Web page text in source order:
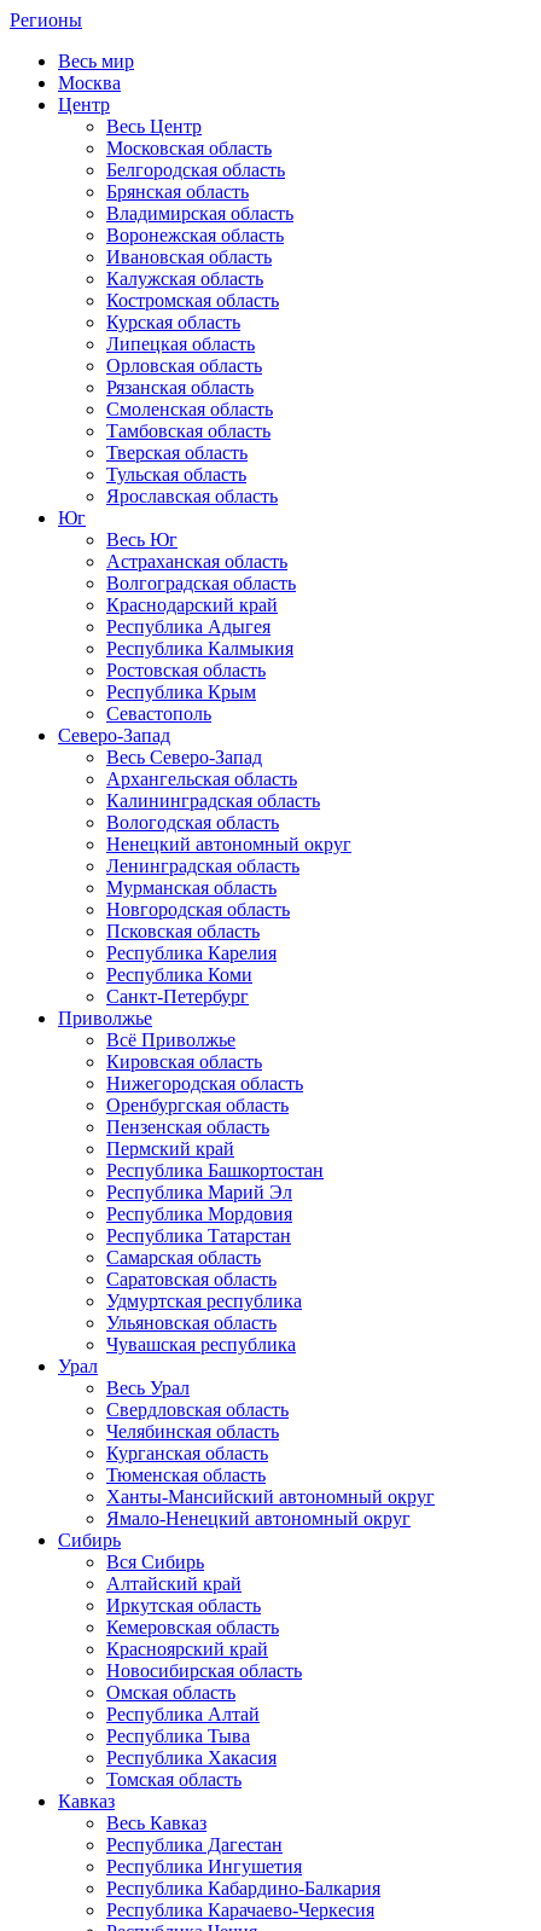
Регионы
Весь мир
Москва
Центр
Весь Центр
Московская область
Белгородская область
Брянская область
Владимирская область
Воронежская область
Ивановская область
Калужская область
Костромская область
Курская область
Липецкая область
Орловская область
Рязанская область
Смоленская область
Тамбовская область
Тверская область
Тульская область
Ярославская область
Юг
Весь Юг
Астраханская область
Волгоградская область
Краснодарский край
Республика Адыгея
Республика Калмыкия
Ростовская область
Республика Крым
Севастополь
Северо-Запад
Весь Северо-Запад
Архангельская область
Калининградская область
Вологодская область
Ненецкий автономный округ
Ленинградская область
Мурманская область
Новгородская область
Псковская область
Республика Карелия
Республика Коми
Санкт-Петербург
Приволжье
Всё Приволжье
Кировская область
Нижегородская область
Оренбургская область
Пензенская область
Пермский край
Республика Башкортостан
Республика Марий Эл
Республика Мордовия
Республика Татарстан
Самарская область
Саратовская область
Удмуртская республика
Ульяновская область
Чувашская республика
Урал
Весь Урал
Свердловская область
Челябинская область
Курганская область
Тюменская область
Ханты-Мансийский автономный округ
Ямало-Ненецкий автономный округ
Сибирь
Вся Сибирь
Алтайский край
Иркутская область
Кемеровская область
Красноярский край
Новосибирская область
Омская область
Республика Алтай
Республика Тыва
Республика Хакасия
Томская область
Кавказ
Весь Кавказ
Республика Дагестан
Республика Ингушетия
Республика Кабардино-Балкария
Республика Карачаево-Черкесия